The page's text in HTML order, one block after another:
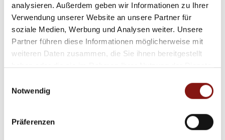
analysieren. Außerdem geben wir Informationen zu Ihrer
Verwendung unserer Website an unsere Partner für
soziale Medien, Werbung und Analysen weiter. Unsere
Partner führen diese Informationen möglicherweise mit
weiteren Daten zusammen, die Sie ihnen bereitgestellt
haben oder die sie im Rahmen Ihrer Nutzung der Dienste
Notwendig
Präferenzen
Schärding - Oberösterreich
Liebhaberobjekt direkt am Stadtplatz in
Schärding
Haus